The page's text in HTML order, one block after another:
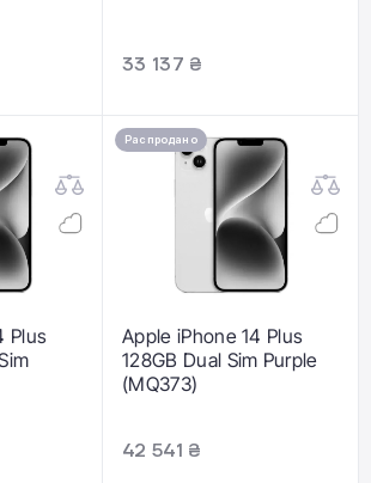
33 137 ₴
Plus
Распродано
Apple iPhone 14 Plus
128GB Dual Sim Purple
(MQ373)
42 541 ₴